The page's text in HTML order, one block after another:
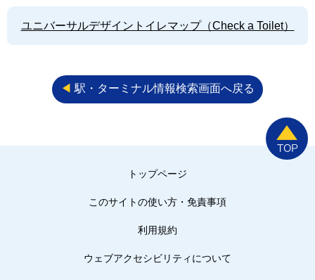
ユニバーサルデザイントイレマップ（Check a Toilet）
◀︎ 駅・ターミナル情報検索画面へ戻る
トップページ
このサイトの使い方・免責事項
利用規約
ウェブアクセシビリティについて